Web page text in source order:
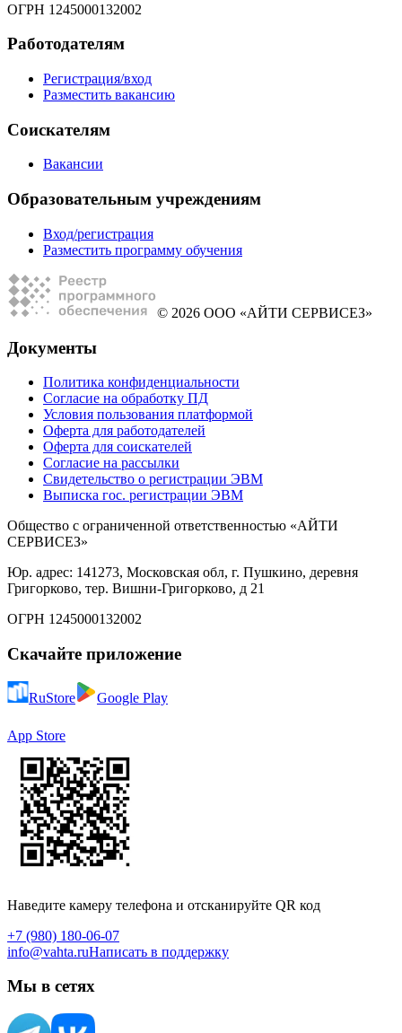
ОГРН 1245000132002
Работодателям
Регистрация/вход
Разместить вакансию
Соискателям
Вакансии
Образовательным учреждениям
Вход/регистрация
Разместить программу обучения
© 2026 ООО «АЙТИ СЕРВИСЕЗ»
Документы
Политика конфиденциальности
Согласие на обработку ПД
Условия пользования платформой
Оферта для работодателей
Оферта для соискателей
Согласие на рассылки
Свидетельство о регистрации ЭВМ
Выписка гос. регистрации ЭВМ
Общество с ограниченной ответственностью «АЙТИ
СЕРВИСЕЗ»
Юр. адрес: 141273, Московская обл, г. Пушкино, деревня
Григорково, тер. Вишни-Григорково, д 21
ОГРН 1245000132002
Скачайте приложение
RuStore Google Play
App Store
Наведите камеру телефона и отсканируйте QR код
+7 (980) 180-06-07
info@vahta.ruНаписать в поддержку
Мы в сетях